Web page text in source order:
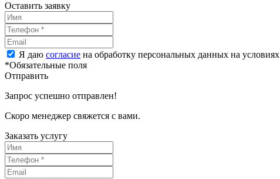
Оставить заявку
Я даю согласие на обработку персональных данных на условиях
*Обязательные поля
Отправить
Запрос успешно отправлен!
Скоро менеджер свяжется с вами.
Заказать услугу